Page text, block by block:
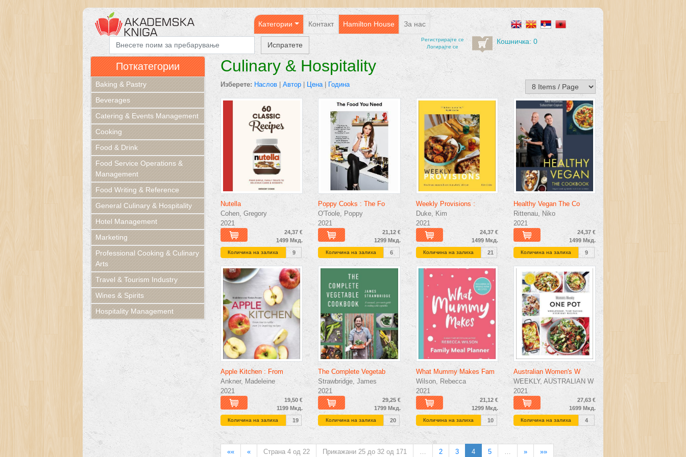
Категории Контакт Hamilton House За нас
Регистрирајтe се
Логирајте се
Кошничка: 0
Culinary & Hospitality
Изберете: Наслов Автор Цена| Година
Nutella
Cohen, Gregory
2021
24,37 €
1499 Мкд.
Количина на залиха 9
Poppy Cooks : The Fo
O'Toole, Poppy
2021
21,12 €
1299 Мкд.
Количина на залиха 6
Weekly Provisions :
Duke, Kim
2021
24,37 €
1499 Мкд.
Количина на залиха 21
Healthy Vegan The Co
Rittenau, Niko
2021
24,37 €
1499 Мкд.
Количина на залиха 9
Apple Kitchen : From
Ankner, Madeleine
2021
19,50 €
1199 Мкд.
Количина на залиха 19
The Complete Vegetab
Strawbridge, James
2021
29,25 €
1799 Мкд.
Количина на залиха 20
What Mummy Makes Fam
Wilson, Rebecca
2021
21,12 €
1299 Мкд.
Количина на залиха 10
Australian Women's W
WEEKLY, AUSTRALIAN W
2021
27,63 €
1699 Мкд.
Количина на залиха 4
«« « Страна 4 од 22 Прикажани 25 до 32 од 171 2 3 4 5 » »»
Поткатегории
Baking & Pastry
Beverages
Catering & Events Management
Cooking
Food & Drink
Food Service Operations &
Management
Food Writing & Reference
General Culinary & Hospitality
Hotel Management
Marketing
Professional Cooking & Culinary
Arts
Travel & Tourism Industry
Wines & Spirits
Hospitality Management